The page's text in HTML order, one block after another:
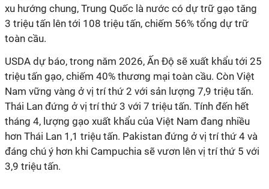
xu hướng chung, Trung Quốc là nước có dự trữ gạo tăng
3 triệu tấn lên tới 108 triệu tấn, chiếm 56% tổng dự trữ
toàn cầu.
USDA dự báo, trong năm 2026, Ấn Độ sẽ xuất khẩu tới 25
triệu tấn gạo, chiếm 40% thương mại toàn cầu. Còn Việt
Nam vững vàng ở vị trí thứ 2 với sản lượng 7,9 triệu tấn.
Thái Lan đứng ở vị trí thứ 3 với 7 triệu tấn. Tính đến hết
tháng 4, lượng gạo xuất khẩu của Việt Nam đang nhiều
hơn Thái Lan 1,1 triệu tấn. Pakistan đứng ở vị trí thứ 4 và
đáng chú ý hơn khi Campuchia sẽ vươn lên vị trí thứ 5 với
3,9 triệu tấn.